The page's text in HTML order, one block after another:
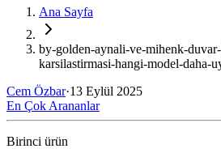
Ana Sayfa
by-golden-aynali-ve-mihenk-
karsilastirmasi-hangi-model-daha-
Cem Özbar·13 Eylül 2025
En Çok Arananlar
Birinci ürün